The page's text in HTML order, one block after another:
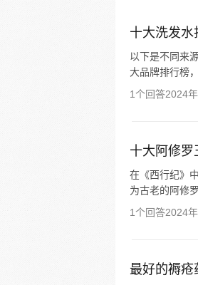
十大洗发水
以下是不同来
大品牌排行榜
1个回答2024
十大阿修罗
在《西行纪》
为古老的阿修
1个回答2024
最好的褥疮